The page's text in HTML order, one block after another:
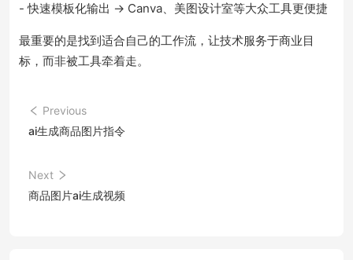
- 快速模板化输出 → Canva、美图设计室等大众工具更便捷
最重要的是找到适合自己的工作流，让技术服务于商业目
标，而非被工具牵着走。
Previous
ai生成商品图片指令
Next
商品图片ai生成视频